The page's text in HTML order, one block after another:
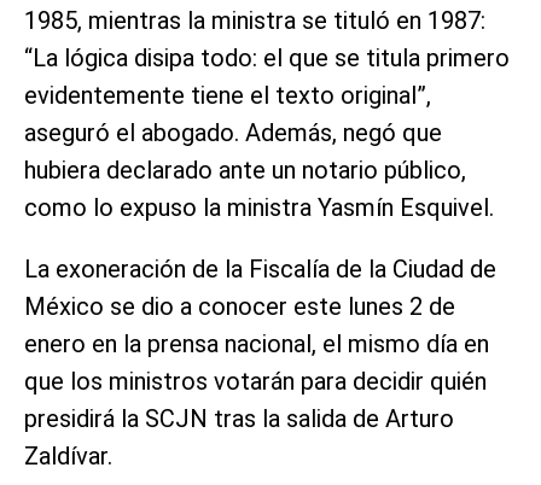
1985, mientras la ministra se tituló en 1987:
“La lógica disipa todo: el que se titula primero
evidentemente tiene el texto original”,
aseguró el abogado. Además, negó que
hubiera declarado ante un notario público,
como lo expuso la ministra Yasmín Esquivel.
La exoneración de la Fiscalía de la Ciudad de
México se dio a conocer este lunes 2 de
enero en la prensa nacional, el mismo día en
que los ministros votarán para decidir quién
presidirá la SCJN tras la salida de Arturo
Zaldívar.